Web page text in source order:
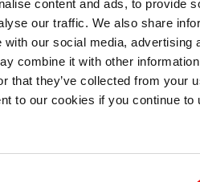
content and ads, to provide
our traffic. We also share
our social media, advertising
combine it with other
that they’ve collected from your
to our cookies if you continue to
协助您选择适合您应用的产
供培训、故障排除和技术帮
您更快地将产品推向市场。
的方式为您提供有机硅解决